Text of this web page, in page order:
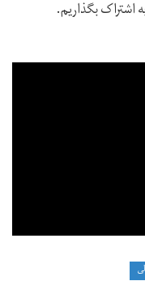
اشتراک بگذاریم.